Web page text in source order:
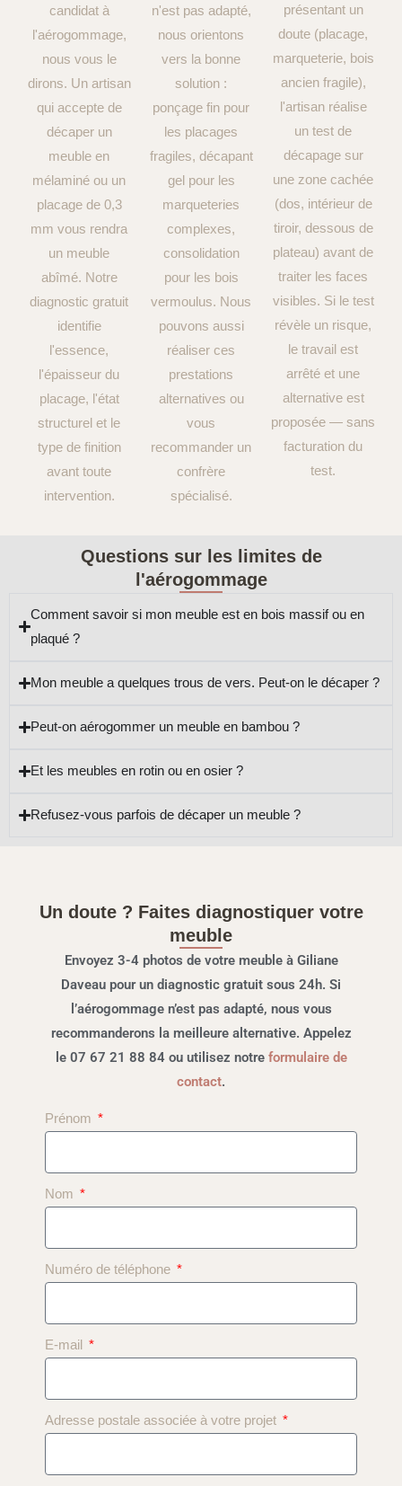
candidat à
l'aérogommage,
nous vous le
dirons. Un artisan
qui accepte de
décaper un
meuble en
mélaminé ou un
placage de 0,3
mm vous rendra
un meuble
abîmé. Notre
diagnostic gratuit
identifie
l'essence,
l'épaisseur du
placage, l'état
structurel et le
type de finition
avant toute
intervention.
n'est pas adapté,
nous orientons
vers la bonne
solution :
ponçage fin pour
les placages
fragiles, décapant
gel pour les
marqueteries
complexes,
consolidation
pour les bois
vermoulus. Nous
pouvons aussi
réaliser ces
prestations
alternatives ou
vous
recommander un
confrère
spécialisé.
présentant un
doute (placage,
marqueterie, bois
ancien fragile),
l'artisan réalise
un test de
décapage sur
une zone cachée
(dos, intérieur de
tiroir, dessous de
plateau) avant de
traiter les faces
visibles. Si le test
révèle un risque,
le travail est
arrêté et une
alternative est
proposée — sans
facturation du
test.
Questions sur les limites de
l'aérogommage
Comment savoir si mon meuble est en bois massif ou en
plaqué ?
Mon meuble a quelques trous de vers. Peut-on le décaper ?
Peut-on aérogommer un meuble en bambou ?
Et les meubles en rotin ou en osier ?
Refusez-vous parfois de décaper un meuble ?
Un doute ? Faites diagnostiquer votre
meuble
Envoyez 3-4 photos de votre meuble à Giliane
Daveau pour un diagnostic gratuit sous 24h. Si
l’aérogommage n’est pas adapté, nous vous
recommanderons la meilleure alternative. Appelez
le 07 67 21 88 84 ou utilisez notre formulaire de
contact.
Prénom
Nom
Numéro de téléphone
E-mail
Adresse postale associée à votre projet